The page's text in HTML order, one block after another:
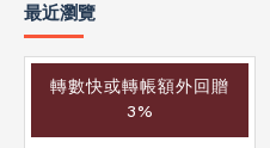
最近瀏覽
轉數快或轉帳額外回贈
3%